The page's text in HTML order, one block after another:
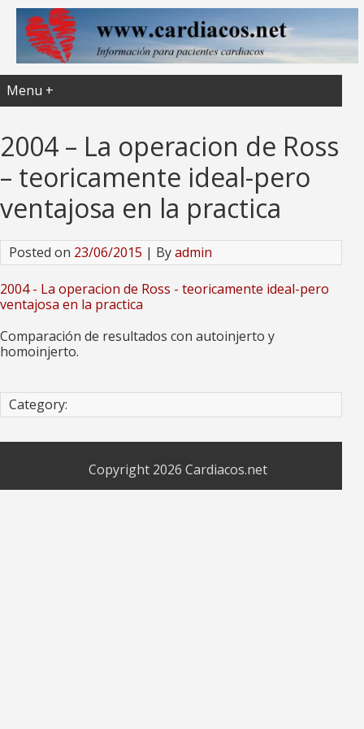
Menu +
2004 – La operacion de Ross
– teoricamente ideal-pero
ventajosa en la practica
Posted on 23/06/2015 | Byadmin
2004 - La operacion de Ross - teoricamente ideal-pero
ventajosa en la practica
Comparación de resultados con autoinjerto y
homoinjerto.
Category:
Copyright 2026 Cardiacos.net